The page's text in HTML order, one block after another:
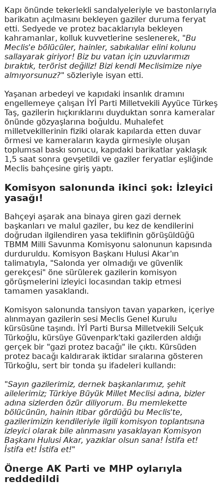
Kapı önünde tekerlekli sandalyeleriyle ve bastonlarıyla
barikatın açılmasını bekleyen gaziler duruma feryat
etti. Sedyede ve protez bacaklarıyla bekleyen
kahramanlar, kolluk kuvvetlerine seslenerek, "Bu
Meclis'e bölücüler, hainler, sabıkalılar elini kolunu
sallayarak giriyor! Biz bu vatan için uzuvlarımızı
bıraktık, terörist değiliz! Bizi kendi Meclisimize niye
almıyorsunuz?" sözleriyle isyan etti.
Yaşanan arbedeyi ve kapıdaki insanlık dramını
engellemeye çalışan İYİ Parti Milletvekili Ayyüce Türkeş
Taş, gazilerin hıçkırıklarını duyduktan sonra kameralar
önünde gözyaşlarına boğuldu. Muhalefet
milletvekillerinin fiziki olarak kapılarda etten duvar
örmesi ve kameraların kayda girmesiyle oluşan
toplumsal baskı sonucu, kapıdaki barikatlar yaklaşık
1,5 saat sonra gevşetildi ve gaziler feryatlar eşliğinde
Meclis bahçesine giriş yaptı.
Komisyon salonunda ikinci şok: İzleyici
yasağı!
Bahçeyi aşarak ana binaya giren gazi dernek
başkanları ve malul gaziler, bu kez de kendilerini
doğrudan ilgilendiren yasa teklifinin görüşüldüğü
TBMM Milli Savunma Komisyonu salonunun kapısında
durduruldu. Komisyon Başkanı Hulusi Akar'ın
talimatıyla, "Salonda yer olmadığı ve güvenlik
gerekçesi" öne sürülerek gazilerin komisyon
görüşmelerini izleyici locasından takip etmesi
tamamen yasaklandı.
Komisyon salonunda tansiyon tavan yaparken, içeriye
alınmayan gazilerin sesi Meclis Genel Kurulu
kürsüsüne taşındı. İYİ Parti Bursa Milletvekili Selçuk
Türkoğlu, kürsüye Güvenpark'taki gazilerden aldığı
gerçek bir "gazi protez bacağı" ile çıktı. Kürsüden
protez bacağı kaldırarak iktidar sıralarına gösteren
Türkoğlu, sert bir tonda şu ifadeleri kullandı:
"Sayın gazilerimiz, dernek başkanlarımız, şehit
ailelerimiz; Türkiye Büyük Millet Meclisi adına, bizler
adına sizlerden özür diliyorum. Bu memlekette
bölücünün, hainin itibar gördüğü bu Meclis'te,
gazilerimizin kendileriyle ilgili komisyon toplantısına
izleyici olarak bile alınmasını yasaklayan Komisyon
Başkanı Hulusi Akar, yazıklar olsun sana! İstifa et!
İstifa et! İstifa et!"
Önerge AK Parti ve MHP oylarıyla
reddedildi